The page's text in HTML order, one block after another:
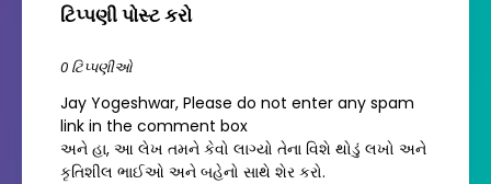
ટિપ્પણી પોસ્ટ કરો
0 ટિપ્પણીઓ
Jay Yogeshwar, Please do not enter any spam
link in the comment box
અને હા, આ લેખ તમને કેવો લાગ્યો તેના વિશે થોડું લખો અને
કૃતિશીલ ભાઈઓ અને બહેનો સાથે શેર કરો.